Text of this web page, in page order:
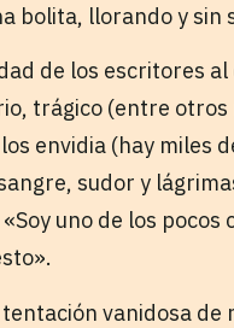
bolita, llorando y sin
de los escritores
trágico (entre
envidia (hay miles
sudor y
uno de los
vanidosa